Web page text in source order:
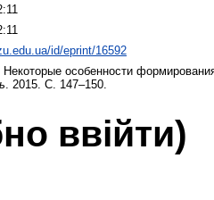
id/eprint/16592
Некоторые особенности
. 2015. С. 147–150.
ввійти)